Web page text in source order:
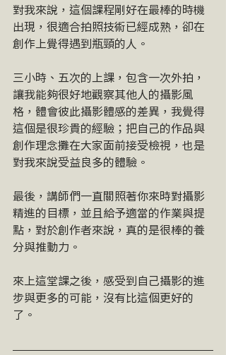
對我來說，這個課程剛好在最棒的時機
出現，很適合拍照技術已經成熟，卻在
創作上覺得遇到瓶頸的人。
三小時、五次的上課，包含一次外拍，
讓我能夠很好地觀察其他人的攝影風
格，體會彼此攝影體感的差異，我覺得
這個是很珍貴的經驗；把自己的作品與
創作理念攤在大家面前接受檢視，也是
對我來說受益良多的體驗。
最後，講師們一直關照著你來時對攝影
精進的目標，並且給予適當的作業與提
點，對於創作者來說，真的是很棒的養
分與推動力。
來上這堂課之後，感受到自己攝影的進
步與更多的可能，沒有比這個更好的
了。